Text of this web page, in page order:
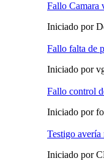
Fallo Camara
Iniciado por
Fallo falta de
Iniciado por
Fallo control
Iniciado por
Testigo
Iniciado por